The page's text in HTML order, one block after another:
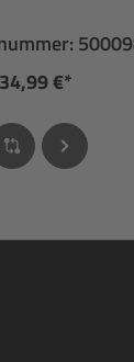
34,99 €*